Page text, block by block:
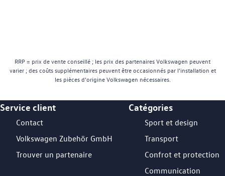
RRP = prix de vente conseillé ; les prix des partenaires Volkswagen peuvent
varier ; des coûts supplémentaires peuvent être occasionnés par l’installation et
les pièces d’origine Volkswagen nécessaires.
Footer Teaser
Service client
Contact
Volkswagen Zubehör GmbH
Trouver un partenaire
Catégories
Sport et design
Transport
Confrot et protection
Communication